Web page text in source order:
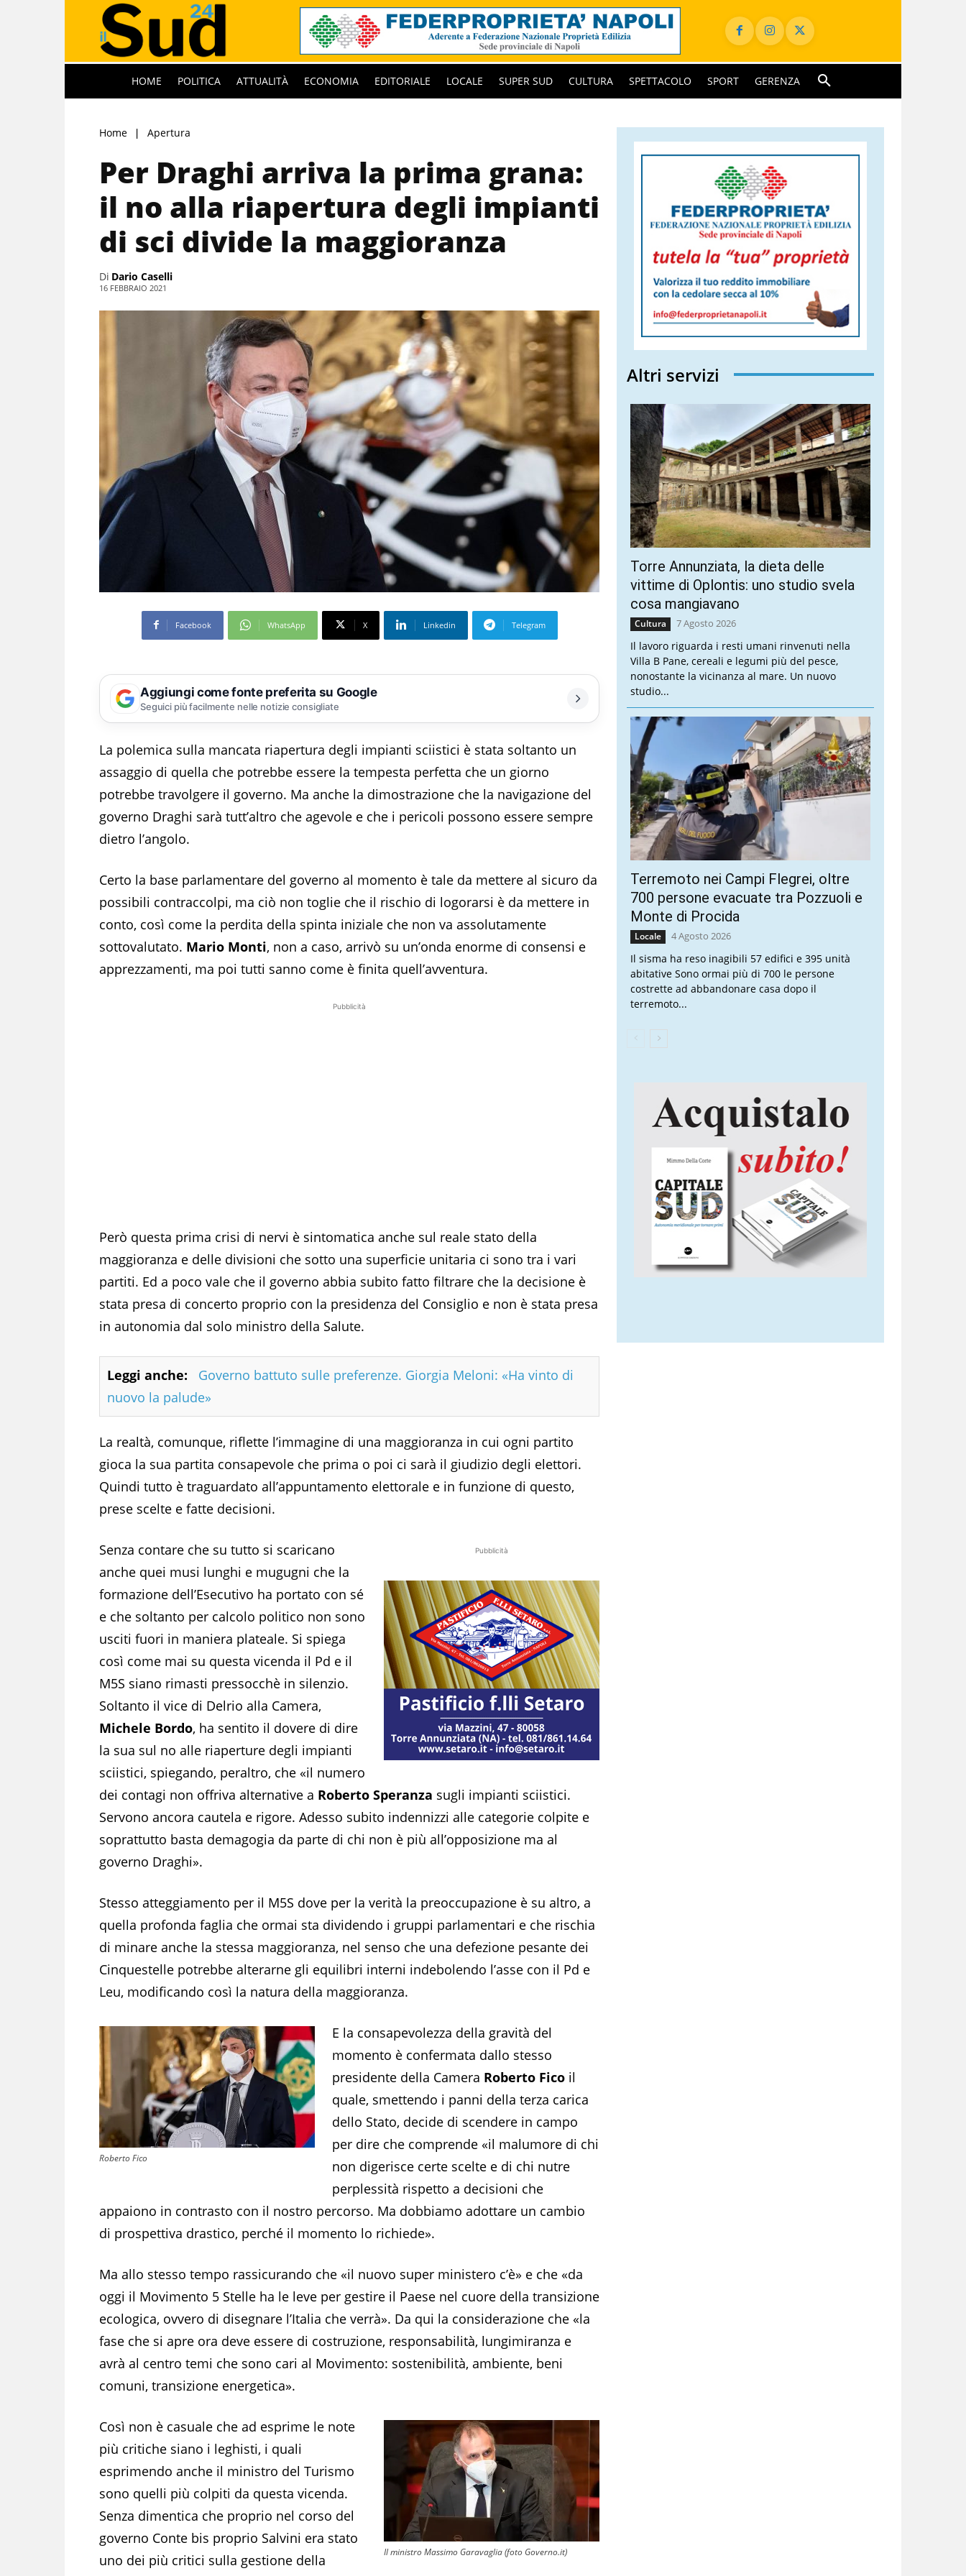
HOME POLITICA ATTUALITÀ ECONOMIA EDITORIALE LOCALE SUPER SUD CULTURA SPETTACOLO SPORT GERENZA
Home Apertura
Per Draghi arriva la prima grana:
il no alla riapertura degli impianti
di sci divide la maggioranza
Di Dario Caselli
16 FEBBRAIO 2021
Facebook WhatsApp X Linkedin Telegram
Aggiungi come fonte preferita su Google
Seguici più facilmente nelle notizie consigliate
La polemica sulla mancata riapertura degli impianti sciistici è stata soltanto un
assaggio di quella che potrebbe essere la tempesta perfetta che un giorno
potrebbe travolgere il governo. Ma anche la dimostrazione che la navigazione del
governo Draghi sarà tutt’altro che agevole e che i pericoli possono essere sempre
dietro l’angolo.
Certo la base parlamentare del governo al momento è tale da mettere al sicuro da
possibili contraccolpi, ma ciò non toglie che il rischio di logorarsi è da mettere in
conto, così come la perdita della spinta iniziale che non va assolutamente
sottovalutato. Mario Monti, non a caso, arrivò su un’onda enorme di consensi e
apprezzamenti, ma poi tutti sanno come è finita quell’avventura.
Pubblicità
Però questa prima crisi di nervi è sintomatica anche sul reale stato della
maggioranza e delle divisioni che sotto una superficie unitaria ci sono tra i vari
partiti. Ed a poco vale che il governo abbia subito fatto filtrare che la decisione è
stata presa di concerto proprio con la presidenza del Consiglio e non è stata presa
in autonomia dal solo ministro della Salute.
Leggi anche:
Governo battuto sulle preferenze. Giorgia Meloni: «Ha vinto di
nuovo la palude»
La realtà, comunque, riflette l’immagine di una maggioranza in cui ogni partito
gioca la sua partita consapevole che prima o poi ci sarà il giudizio degli elettori.
Quindi tutto è traguardato all’appuntamento elettorale e in funzione di questo,
prese scelte e fatte decisioni.
Pubblicità
Senza contare che su tutto si scaricano
anche quei musi lunghi e mugugni che la
formazione dell’Esecutivo ha portato con sé
e che soltanto per calcolo politico non sono
usciti fuori in maniera plateale. Si spiega
così come mai su questa vicenda il Pd e il
M5S siano rimasti pressocchè in silenzio.
Soltanto il vice di Delrio alla Camera,
Michele Bordo, ha sentito il dovere di dire
la sua sul no alle riaperture degli impianti
sciistici, spiegando, peraltro, che «il numero
dei contagi non offriva alternative a Roberto Speranza sugli impianti sciistici.
Servono ancora cautela e rigore. Adesso subito indennizzi alle categorie colpite e
soprattutto basta demagogia da parte di chi non è più all’opposizione ma al
governo Draghi».
Stesso atteggiamento per il M5S dove per la verità la preoccupazione è su altro, a
quella profonda faglia che ormai sta dividendo i gruppi parlamentari e che rischia
di minare anche la stessa maggioranza, nel senso che una defezione pesante dei
Cinquestelle potrebbe alterarne gli equilibri interni indebolendo l’asse con il Pd e
Leu, modificando così la natura della maggioranza.
Roberto Fico
E la consapevolezza della gravità del
momento è confermata dallo stesso
presidente della Camera Roberto Fico il
quale, smettendo i panni della terza carica
dello Stato, decide di scendere in campo
per dire che comprende «il malumore di chi
non digerisce certe scelte e di chi nutre
perplessità rispetto a decisioni che
appaiono in contrasto con il nostro percorso. Ma dobbiamo adottare un cambio
di prospettiva drastico, perché il momento lo richiede».
Ma allo stesso tempo rassicurando che «il nuovo super ministero c’è» e che «da
oggi il Movimento 5 Stelle ha le leve per gestire il Paese nel cuore della transizione
ecologica, ovvero di disegnare l’Italia che verrà». Da qui la considerazione che «la
fase che si apre ora deve essere di costruzione, responsabilità, lungimiranza e
avrà al centro temi che sono cari al Movimento: sostenibilità, ambiente, beni
comuni, transizione energetica».
Il ministro Massimo Garavaglia (foto Governo.it)
Così non è casuale che ad esprime le note
più critiche siano i leghisti, i quali
esprimendo anche il ministro del Turismo
sono quelli più colpiti da questa vicenda.
Senza dimentica che proprio nel corso del
governo Conte bis proprio Salvini era stato
uno dei più critici sulla gestione della
Altri servizi
Torre Annunziata, la dieta delle
vittime di Oplontis: uno studio svela
cosa mangiavano
Cultura 7 Agosto 2026
Il lavoro riguarda i resti umani rinvenuti nella
Villa B Pane, cereali e legumi più del pesce,
nonostante la vicinanza al mare. Un nuovo
studio...
Terremoto nei Campi Flegrei, oltre
700 persone evacuate tra Pozzuoli e
Monte di Procida
Locale 4 Agosto 2026
Il sisma ha reso inagibili 57 edifici e 395 unità
abitative Sono ormai più di 700 le persone
costrette ad abbandonare casa dopo il
terremoto...